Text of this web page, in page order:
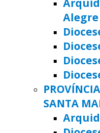
Alegre
SANTA